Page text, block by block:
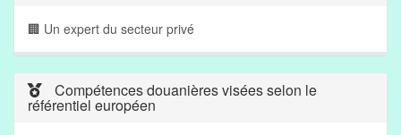
🏢 Un expert du secteur privé
Compétences douanières visées selon le
référentiel européen